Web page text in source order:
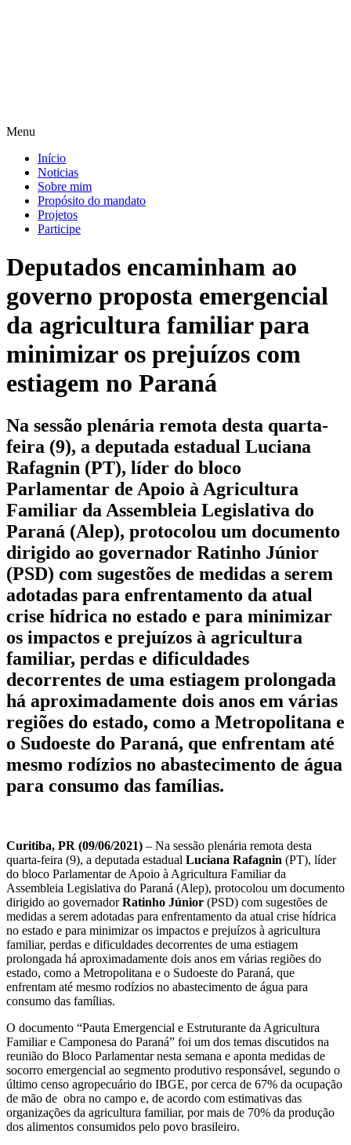
Menu
Início
Noticias
Sobre mim
Propósito do mandato
Projetos
Participe
Deputados encaminham ao
governo proposta emergencial
da agricultura familiar para
minimizar os prejuízos com
estiagem no Paraná
Na sessão plenária remota desta quarta-
feira (9), a deputada estadual Luciana
Rafagnin (PT), líder do bloco
Parlamentar de Apoio à Agricultura
Familiar da Assembleia Legislativa do
Paraná (Alep), protocolou um documento
dirigido ao governador Ratinho Júnior
(PSD) com sugestões de medidas a serem
adotadas para enfrentamento da atual
crise hídrica no estado e para minimizar
os impactos e prejuízos à agricultura
familiar, perdas e dificuldades
decorrentes de uma estiagem prolongada
há aproximadamente dois anos em várias
regiões do estado, como a Metropolitana e
o Sudoeste do Paraná, que enfrentam até
mesmo rodízios no abastecimento de água
para consumo das famílias.
Curitiba, PR (09/06/2021) – Na sessão plenária remota desta
quarta-feira (9), a deputada estadual Luciana Rafagnin (PT), líder
do bloco Parlamentar de Apoio à Agricultura Familiar da
Assembleia Legislativa do Paraná (Alep), protocolou um documento
dirigido ao governadorRatinho Júnior (PSD) com sugestões de
medidas a serem adotadas para enfrentamento da atual crise hídrica
no estado e para minimizar os impactos e prejuízos à agricultura
familiar, perdas e dificuldades decorrentes de uma estiagem
prolongada há aproximadamente dois anos em várias regiões do
estado, como a Metropolitana e o Sudoeste do Paraná, que
enfrentam até mesmo rodízios no abastecimento de água para
consumo das famílias.
O documento “Pauta Emergencial e Estruturante da Agricultura
Familiar e Camponesa do Paraná” foi um dos temas discutidos na
reunião do Bloco Parlamentar nesta semana e aponta medidas de
socorro emergencial ao segmento produtivo responsável, segundo o
último censo agropecuário do IBGE, por cerca de 67% da ocupação
de mão de obra no campo e, de acordo com estimativas das
organizações da agricultura familiar, por mais de 70% da produção
dos alimentos consumidos pelo povo brasileiro.